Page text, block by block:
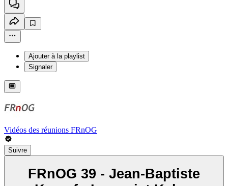
Ajouter à la playlist
Signaler
Vidéos des réunions FRnOG
Suivre
FRnOG 39 - Jean-Baptiste